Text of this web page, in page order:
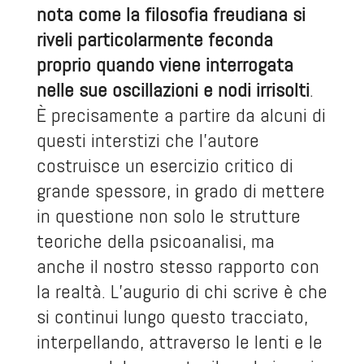
nota come la filosofia freudiana si
riveli particolarmente feconda
proprio quando viene interrogata
nelle sue oscillazioni e nodi irrisolti.
È precisamente a partire da alcuni di
questi interstizi che l’autore
costruisce un esercizio critico di
grande spessore, in grado di mettere
in questione non solo le strutture
teoriche della psicoanalisi, ma
anche il nostro stesso rapporto con
la realtà. L’augurio di chi scrive è che
si continui lungo questo tracciato,
interpellando, attraverso le lenti e le